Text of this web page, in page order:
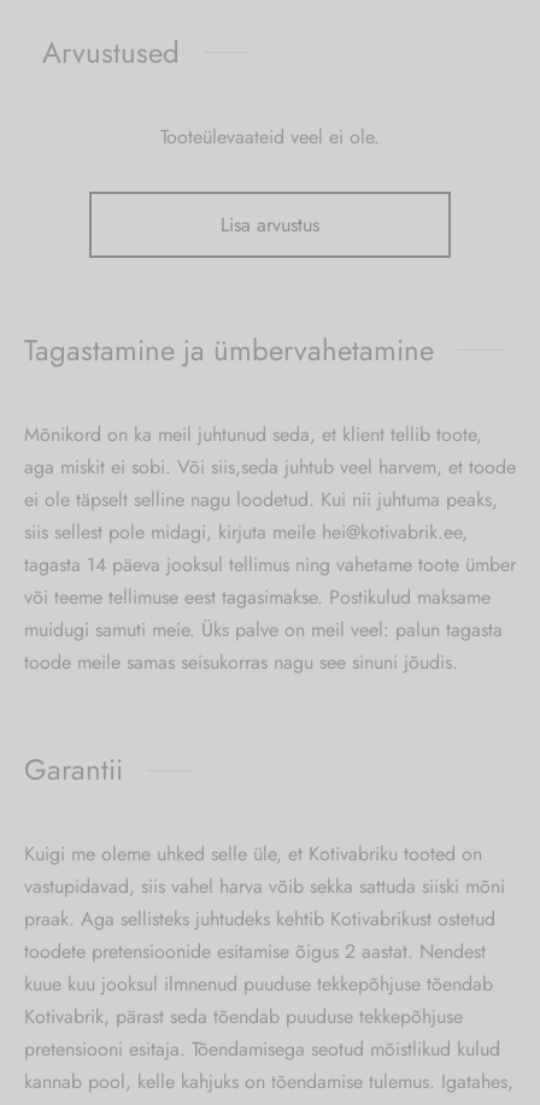
Arvustused
Tooteülevaateid veel ei ole.
Lisa arvustus
Tagastamine ja ümbervahetamine
Mõnikord on ka meil juhtunud seda, et klient tellib toote,
aga miskit ei sobi. Või siis,seda juhtub veel harvem, et toode
ei ole täpselt selline nagu loodetud. Kui nii juhtuma peaks,
siis sellest pole midagi, kirjuta meile hei@kotivabrik.ee,
tagasta 14 päeva jooksul tellimus ning vahetame toote ümber
või teeme tellimuse eest tagasimakse. Postikulud maksame
muidugi samuti meie. Üks palve on meil veel: palun tagasta
toode meile samas seisukorras nagu see sinuni jõudis.
Garantii
Kuigi me oleme uhked selle üle, et Kotivabriku tooted on
vastupidavad, siis vahel harva võib sekka sattuda siiski mõni
praak. Aga sellisteks juhtudeks kehtib Kotivabrikust ostetud
toodete pretensioonide esitamise õigus 2 aastat. Nendest
kuue kuu jooksul ilmnenud puuduse tekkepõhjuse tõendab
Kotivabrik, pärast seda tõendab puuduse tekkepõhjuse
pretensiooni esitaja. Tõendamisega seotud mõistlikud kulud
kannab pool, kelle kahjuks on tõendamise tulemus. Igatahes,